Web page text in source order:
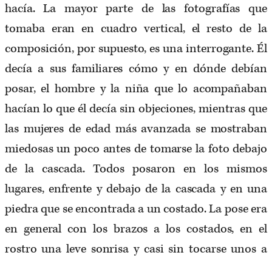
hacía. La mayor parte de las fotografías que
tomaba eran en cuadro vertical, el resto de la
composición, por supuesto, es una interrogante. Él
decía a sus familiares cómo y en dónde debían
posar, el hombre y la niña que lo acompañaban
hacían lo que él decía sin objeciones, mientras que
las mujeres de edad más avanzada se mostraban
miedosas un poco antes de tomarse la foto debajo
de la cascada. Todos posaron en los mismos
lugares, enfrente y debajo de la cascada y en una
piedra que se encontrada a un costado. La pose era
en general con los brazos a los costados, en el
rostro una leve sonrisa y casi sin tocarse unos a